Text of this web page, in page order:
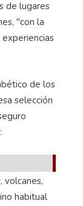
de lugares
"con la
de los
selección
volcanes,
habitual